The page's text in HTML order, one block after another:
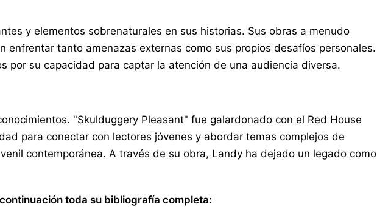
y elementos sobrenaturales en sus historias. Sus obras a menudo
tanto amenazas externas como sus propios desafíos personales.
por su capacidad para captar la atención de una audiencia diversa.
"Skulduggery Pleasant" fue galardonado con el Red House
para conectar con lectores jóvenes y abordar temas complejos de
contemporánea. A través de su obra, Landy ha dejado un legado como
toda su bibliografía completa: